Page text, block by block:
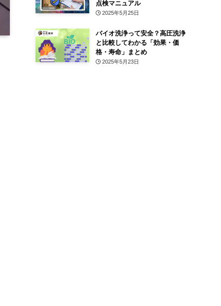
点検マニュアル
2025年5月25日
バイオ洗浄って安全？高圧洗浄
と比較してわかる「効果・価
格・寿命」まとめ
2025年5月23日